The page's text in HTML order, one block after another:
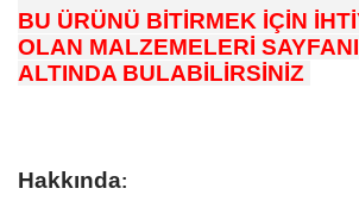
BU ÜRÜNÜ BİTİRMEK İÇİN
OLAN MALZEMELERİ
ALTINDA BULABİLİRSİNİZ
Hakkında: